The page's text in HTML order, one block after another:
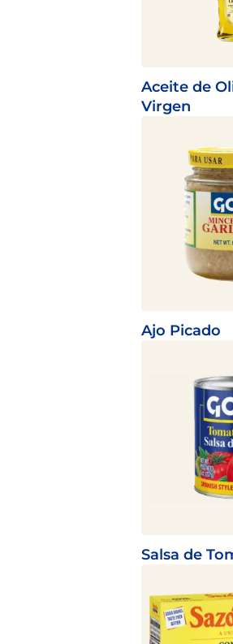
Aceite de
Virgen
Ajo Picado
Salsa de